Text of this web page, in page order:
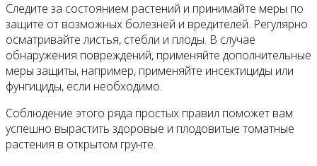
Следите за состоянием растений и принимайте меры по
защите от возможных болезней и вредителей. Регулярно
осматривайте листья, стебли и плоды. В случае
обнаружения повреждений, применяйте дополнительные
меры защиты, например, применяйте инсектициды или
фунгициды, если необходимо.
Соблюдение этого ряда простых правил поможет вам
успешно вырастить здоровые и плодовитые томатные
растения в открытом грунте.